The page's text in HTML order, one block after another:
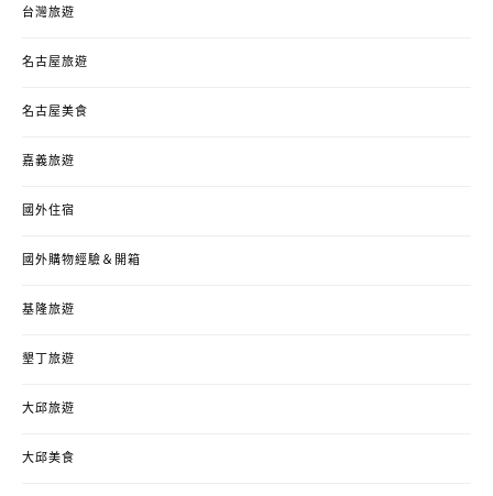
台灣旅遊
名古屋旅遊
名古屋美食
嘉義旅遊
國外住宿
國外購物經驗＆開箱
基隆旅遊
墾丁旅遊
大邱旅遊
大邱美食